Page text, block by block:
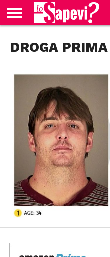
BENESSERE
GOSSIP
PRODOTTI
AMAZON
NEWS
CASA E
CUCINA
DROGA